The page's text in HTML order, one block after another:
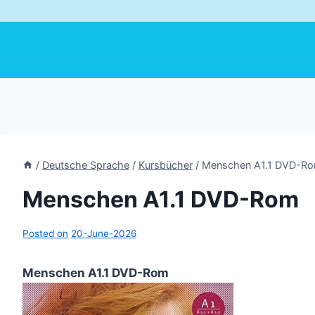
/ Deutsche Sprache / Kursbücher / Menschen A1.1 DVD-
Menschen A1.1 DVD-Rom
Posted on 20-June-2026
Menschen A1.1 DVD-Rom